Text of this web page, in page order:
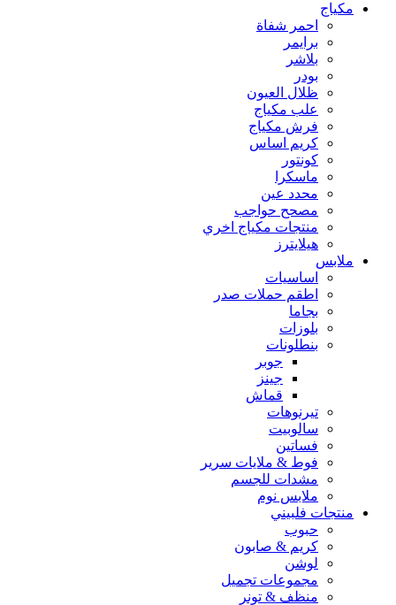
مكياج
احمر شفاة
برايمر
بلاشر
بودر
ظلال العيون
علب مكياج
فرش مكياج
كريم اساس
كونتور
ماسكرا
محدد عين
مصحح حواجب
منتجات مكياج اخري
هيلايترز
ملابس
اساسيات
اطقم حملات صدر
بجاما
بلوزات
بنطلونات
جوبر
جينز
قماش
تيرنوهات
سالوبيت
فساتين
فوط & ملايات سرير
مشدات للجسم
ملابس نوم
منتجات فلبيني
حبوب
كريم & صابون
لوشن
مجموعات تجميل
منظف & تونر